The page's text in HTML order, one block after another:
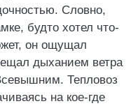
Словно,
будто хотел что-
он ощущал
дыханием ветра
Тепловоз
на кое-где